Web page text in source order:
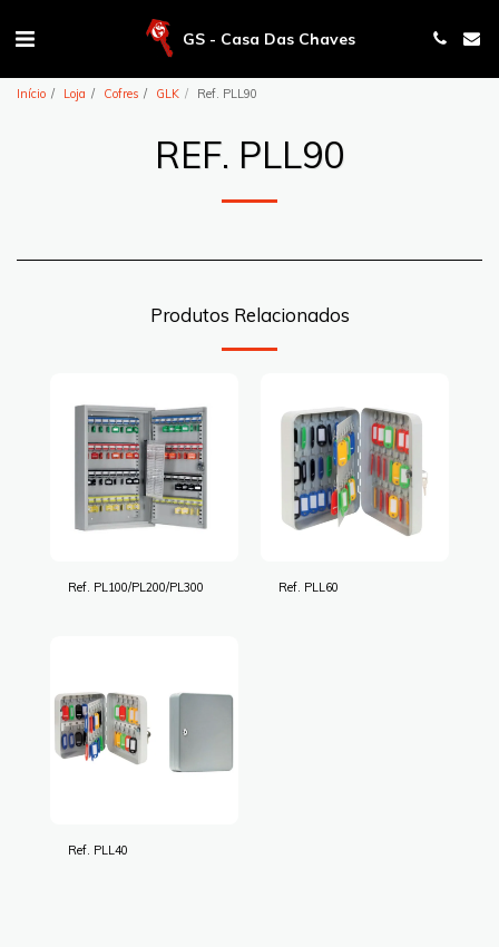
GS - Casa Das Chaves
Início Loja Cofres GLK Ref. PLL90
REF. PLL90
Produtos Relacionados
Ref. PL100/PL200/PL300 Ref. PLL60
Ref. PLL40